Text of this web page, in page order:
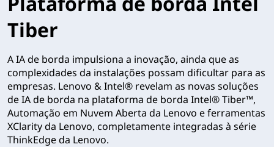
Tiber
A IA de borda impulsiona a inovação, ainda que as
complexidades da instalações possam dificultar para as
empresas. Lenovo & Intel® revelam as novas soluções
de IA de borda na plataforma de borda Intel® Tiber™,
Automação em Nuvem Aberta da Lenovo e ferramentas
XClarity da Lenovo, completamente integradas à série
ThinkEdge da Lenovo.